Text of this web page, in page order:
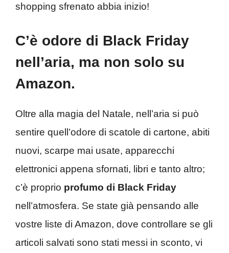
shopping sfrenato abbia inizio!
C’è odore di Black Friday
nell’aria, ma non solo su
Amazon.
Oltre alla magia del Natale, nell’aria si può
sentire quell’odore di scatole di cartone, abiti
nuovi, scarpe mai usate, apparecchi
elettronici appena sfornati, libri e tanto altro;
c’è proprio profumo di Black Friday
nell’atmosfera. Se state già pensando alle
vostre liste di Amazon, dove controllare se gli
articoli salvati sono stati messi in sconto, vi